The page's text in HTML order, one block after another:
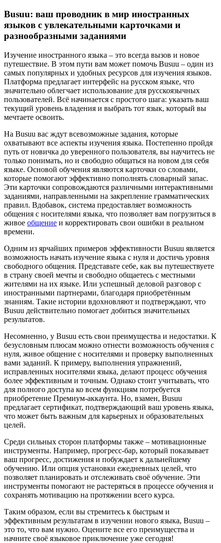
Busuu: ваш проводник в мир иностранных
языков с увлекательными карточками и
разнообразными заданиями
Изучение иностранного языка – это всегда вызов и новое
путешествие. В этом пути вам может помочь Busuu – один из
самых популярных и удобных ресурсов для изучения языков.
Платформа предлагает интерфейс на русском языке, что
значительно облегчает использование для русскоязычных
пользователей. Всё начинается с простого шага: указать ваш
текущий уровень владения и выбрать тот язык, который вы
мечтаете освоить.
На Busuu вас ждут всевозможные задания, которые
охватывают все аспекты изучения языка. Постепенно пройдя
путь от новичка до уверенного пользователя, вы научитесь не
только понимать, но и свободно общаться на новом для себя
языке. Основой обучения являются карточки со словами,
которые помогают эффективно пополнять словарный запас.
Эти карточки сопровождаются различными интерактивными
заданиями, направленными на закрепление грамматических
правил. Вдобавок, система предоставляет возможность
общения с носителями языка, что позволяет вам погрузиться в
живое общение и корректировать свои ошибки в реальном
времени.
Одним из ярчайших примеров эффективности Busuu является
возможность начать изучение языка с нуля и достичь уровня
свободного общения. Представьте себе, как вы путешествуете
в страну своей мечты и свободно общаетесь с местными
жителями на их языке. Или успешный деловой разговор с
иностранными партнерами, благодаря приобретённым
знаниям. Такие истории вдохновляют и подтверждают, что
Busuu действительно помогает добиться значительных
результатов.
Несомненно, у Busuu есть свои преимущества и недостатки. К
безусловным плюсам можно отнести возможность обучения с
нуля, живое общение с носителями и проверку выполненных
вами заданий. К примеру, выполнения упражнений,
исправленных носителями языка, делают процесс обучения
более эффективным и точным. Однако стоит учитывать, что
для полного доступа ко всем функциям потребуется
приобретение Премиум-аккаунта. Но, взамен, Busuu
предлагает сертификат, подтверждающий ваш уровень языка,
что может быть важным для карьерных и образовательных
целей.
Среди сильных сторон платформы также – мотивационные
инструменты. Например, прогресс-бар, который показывает
ваш прогресс, достижения и побуждает к дальнейшему
обучению. Или опция установки ежедневных целей, что
позволяет планировать и отслеживать своё обучение. Эти
инструменты помогают не растеряться в процессе обучения и
сохранять мотивацию на протяжении всего курса.
Таким образом, если вы стремитесь к быстрым и
эффективным результатам в изучении нового языка, Busuu –
это то, что вам нужно. Оцените все его преимущества и
начните своё языковое приключение уже сегодня!